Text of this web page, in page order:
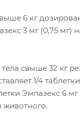
6 кг
3 мг (0,75 мг)
свыше 32 кг
1/4
Эмпазекс 6 мг
животного.